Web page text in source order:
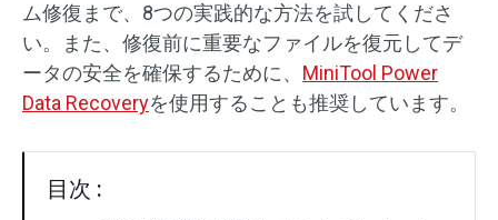
ム修復まで、8つの実践的な方法を試してくださ
い。また、修復前に重要なファイルを復元してデ
ータの安全を確保するために、 MiniTool Power
Data Recoveryを使用することも推奨しています。
目次 :